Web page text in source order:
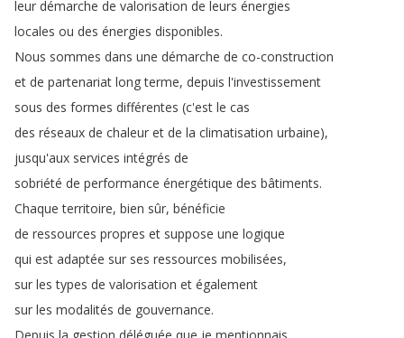
leur démarche de valorisation de leurs énergies
locales ou des énergies disponibles.
Nous sommes dans une démarche de co-construction
et de partenariat long terme, depuis l'investissement
sous des formes différentes (c'est le cas
des réseaux de chaleur et de la climatisation urbaine),
jusqu'aux services intégrés de
sobriété de performance énergétique des bâtiments.
Chaque territoire, bien sûr, bénéficie
de ressources propres et suppose une logique
qui est adaptée sur ses ressources mobilisées,
sur les types de valorisation et également
sur les modalités de gouvernance.